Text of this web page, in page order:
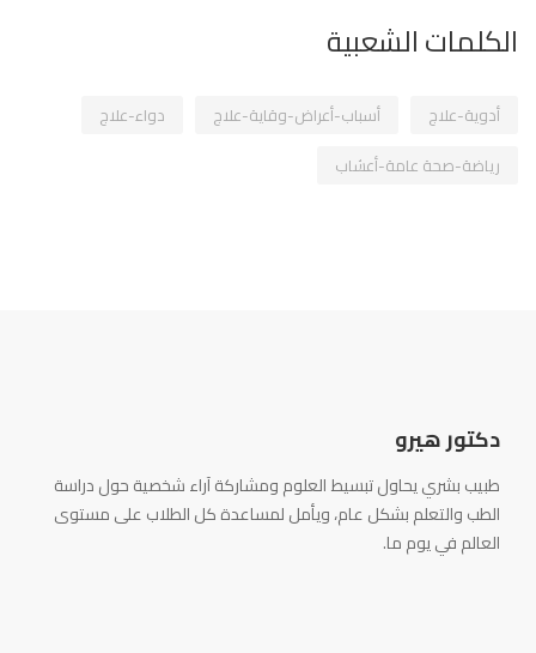
الكلمات الشعبية
أدوية-علاج أسباب-أعراض-وقاية-علاج
دواء-علاج
رياضة-صحة عامة-أعشاب
دكتور هيرو
طبيب بشري يحاول تبسيط العلوم ومشاركة آراء شخصية حول دراسة
الطب والتعلم بشكل عام، ويأمل لمساعدة كل الطلاب على مستوى
العالم في يوم ما.